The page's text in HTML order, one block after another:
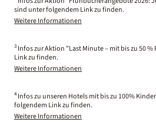
sind unter folgendem Link zu finden.
Weitere Informationen
3 Infos zur Aktion "Last Minute – mit bis zu 50
Link zu finden.
Weitere Informationen
4 Infos zu unseren Hotels mit bis zu 100%
folgendem Link zu finden.
Weitere Informationen